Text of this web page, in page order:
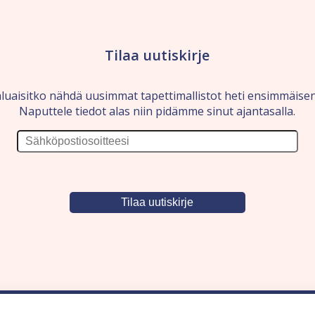
Tilaa uutiskirje
nähdä uusimmat tapettimallistot heti
Naputtele tiedot alas niin pidämme sinut ajantasalla.